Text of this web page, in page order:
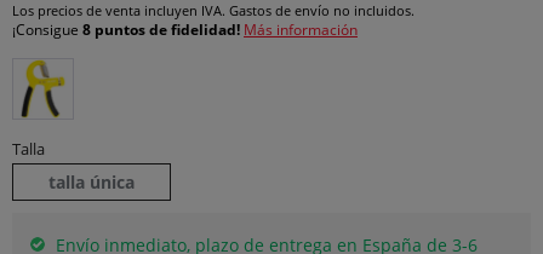
Los precios de venta incluyen IVA. Gastos de envío no incluidos.
¡Consigue 8 puntos de fidelidad! Más información
Talla
talla única
Envío inmediato, plazo de entrega en España de 3-6